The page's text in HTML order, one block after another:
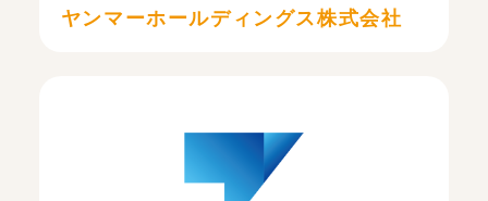
ヤンマーホールディングス株式会社